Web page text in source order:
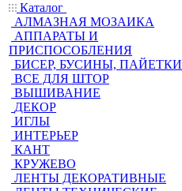
Каталог
АЛМАЗНАЯ МОЗАИКА
АППАРАТЫ И
ПРИСПОСОБЛЕНИЯ
БИСЕР, БУСИНЫ, ПАЙЕТКИ
ВСЕ ДЛЯ ШТОР
ВЫШИВАНИЕ
ДЕКОР
ИГЛЫ
ИНТЕРЬЕР
КАНТ
КРУЖЕВО
ЛЕНТЫ ДЕКОРАТИВНЫЕ